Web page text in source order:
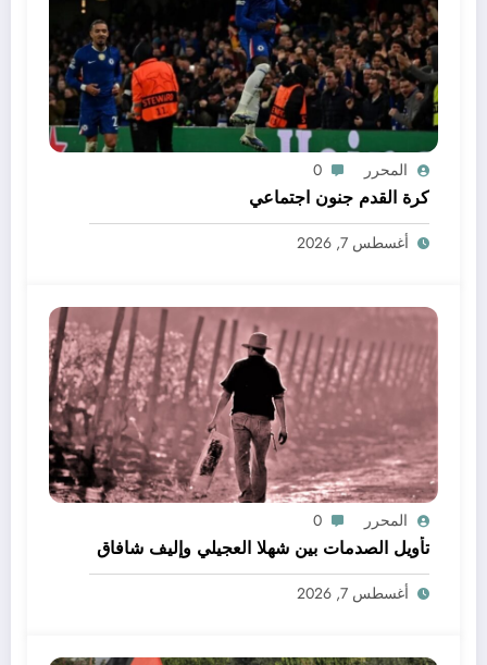
المحرر 0
كرة القدم جنون اجتماعي
أغسطس 7, 2026
المحرر 0
تأويل الصدمات بين شهلا العجيلي وإليف شافاق
أغسطس 7, 2026